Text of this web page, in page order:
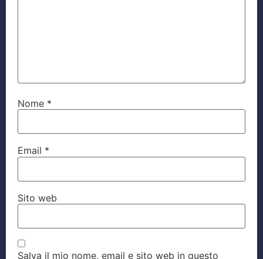
Nome *
Email *
Sito web
Salva il mio nome, email e sito web in questo